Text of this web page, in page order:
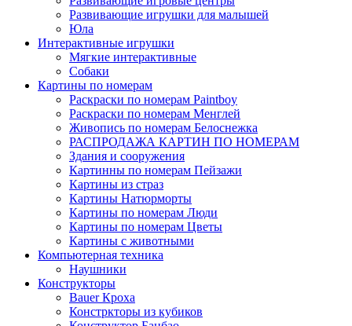
Развивающие игрушки для малышей
Юла
Интерактивные игрушки
Мягкие интерактивные
Собаки
Картины по номерам
Раскраски по номерам Paintboy
Раскраски по номерам Менглей
Живопись по номерам Белоснежка
РАСПРОДАЖА КАРТИН ПО НОМЕРАМ
Здания и сооружения
Картинны по номерам Пейзажи
Картины из страз
Картины Натюрморты
Картины по номерам Люди
Картины по номерам Цветы
Картины с животными
Компьютерная техника
Наушники
Конструкторы
Bauer Кроха
Констркторы из кубиков